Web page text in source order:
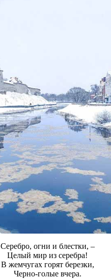
Серебро, огни и блестки, –
Целый мир из серебра!
В жемчугах горят березки,
Черно-голые вчера.